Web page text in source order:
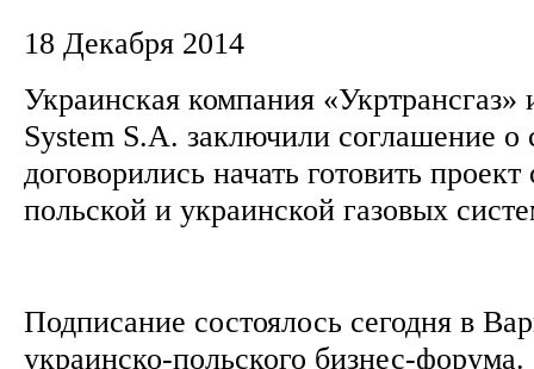
18 Декабря 2014
Украинская компания «Укртрансгаз»
System S.A. заключили соглашение о
договорились начать готовить
польской и украинской газовых
Подписание состоялось сегодня в
украинско-польского бизнес-